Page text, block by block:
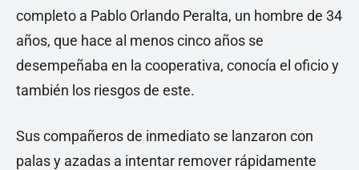
completo a Pablo Orlando Peralta, un hombre de 34
años, que hace al menos cinco años se
desempeñaba en la cooperativa, conocía el oficio y
también los riesgos de este.
Sus compañeros de inmediato se lanzaron con
palas y azadas a intentar remover rápidamente